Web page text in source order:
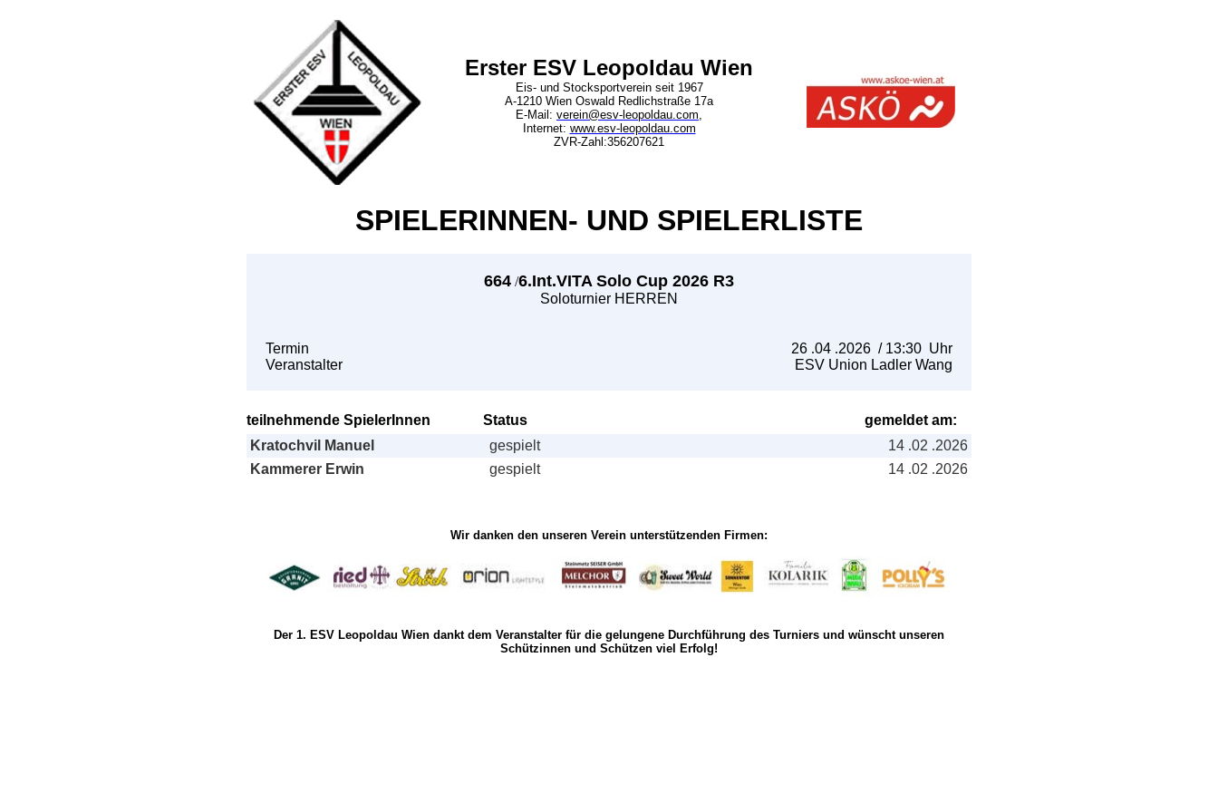
Erster ESV Leopoldau Wien
Eis- und Stocksportverein seit 1967
A-1210 Wien Oswald Redlichstraße 17a
E-Mail: verein@esv-leopoldau.com,
Internet: www.esv-leopoldau.com
ZVR-Zahl:356207621
SPIELERINNEN- UND SPIELERLISTE
664 /6.Int.VITA Solo Cup 2026 R3
Soloturnier HERREN
Termin 26 .04 .2026 / 13:30 Uhr
Veranstalter
ESV Union Ladler Wang
teilnehmende SpielerInnen Status
gemeldet am:
Kratochvil Manuel
gespielt 14 .02 .2026
Kammerer Erwin
gespielt 14 .02 .2026
Wir danken den unseren Verein unterstützenden Firmen:
Der 1. ESV Leopoldau Wien dankt dem Veranstalter für die gelungene Durchführung des Turniers und wünscht unseren
Schützinnen und Schützen viel Erfolg!